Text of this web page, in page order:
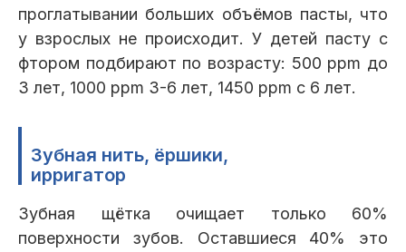
проглатывании больших объёмов пасты, что
у взрослых не происходит. У детей пасту с
фтором подбирают по возрасту: 500 ppm до
3 лет, 1000 ppm 3-6 лет, 1450 ppm с 6 лет.
Зубная нить, ёршики,
ирригатор
Зубная щётка очищает только 60%
поверхности зубов. Оставшиеся 40% это